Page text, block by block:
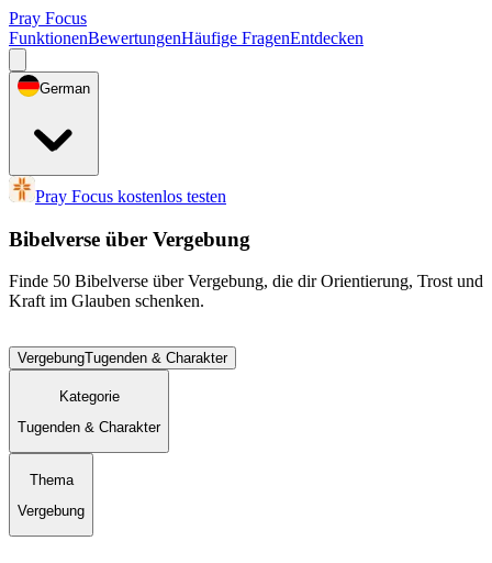
Pray Focus
FunktionenBewertungenHäufige FragenEntdecken
German
Pray Focus kostenlos testen
Bibelverse über Vergebung
Finde 50 Bibelverse über Vergebung, die dir Orientierung, Trost und
Kraft im Glauben schenken.
VergebungTugenden & Charakter
Kategorie
Tugenden & Charakter
Thema
Vergebung